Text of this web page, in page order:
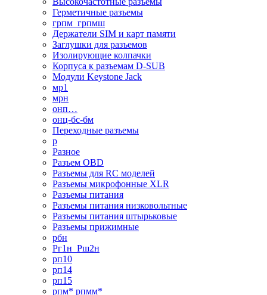
Герметичные разъемы
грпм_грпмш
Держатели SIM и карт памяти
Заглушки для разъемов
Изолирующие колпачки
Корпуса к разъемам D-SUB
Модули Keystone Jack
мр1
мрн
онп…
онц-бс-бм
Переходные разъемы
р
Разное
Разъем OBD
Разъемы для RC моделей
Разъемы микрофонные XLR
Разъемы питания
Разъемы питания низковольтные
Разъемы питания штырьковые
Разъемы прижимные
рбн
Рг1н_Рш2н
рп10
рп14
рп15
рпм* рпмм*